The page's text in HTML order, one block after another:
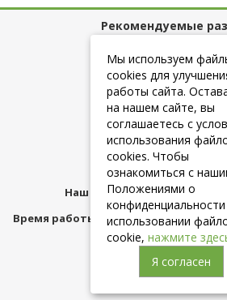
Рекомендуемые
Полезные
+7 (925) 084-10-60
Наш адрес:Москва,
Время работы магазина:с 10:00 до
консультация)
Мы используем
cookies для
работы сайта.
на нашем сайте, вы
соглашаетесь с
использования
cookies. Чтобы
ознакомиться с
Положениями о
использовании
cookie, нажмите
Я согласен